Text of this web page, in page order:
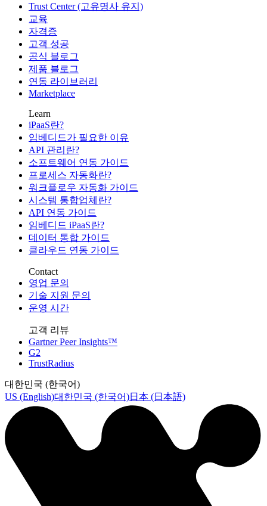
Trust Center (고유명사 유지)
교육
자격증
고객 성공
공식 블로그
제품 블로그
연동 라이브러리
Marketplace
Learn
iPaaS란?
임베디드가 필요한 이유
API 관리란?
소프트웨어 연동 가이드
프로세스 자동화란?
워크플로우 자동화 가이드
시스템 통합업체란?
API 연동 가이드
임베디드 iPaaS란?
데이터 통합 가이드
클라우드 연동 가이드
Contact
영업 문의
기술 지원 문의
운영 시간
고객 리뷰
Gartner Peer Insights™
G2
TrustRadius
대한민국 (한국어)
US (English)대한민국 (한국어)日本 (日本語)